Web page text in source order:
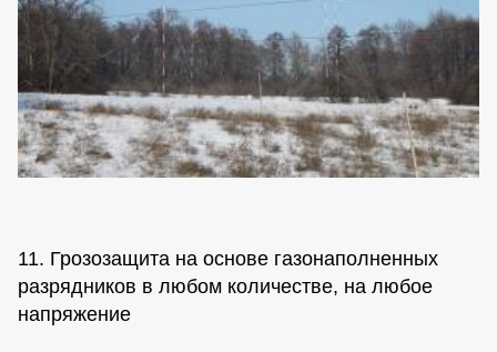
11. Грозозащита на основе газонаполненных
разрядников в любом количестве, на любое
напряжение